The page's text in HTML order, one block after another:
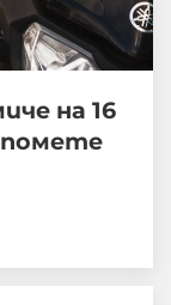
на 16
помете